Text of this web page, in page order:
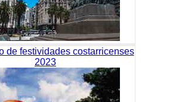
de festividades costarricenses
2023